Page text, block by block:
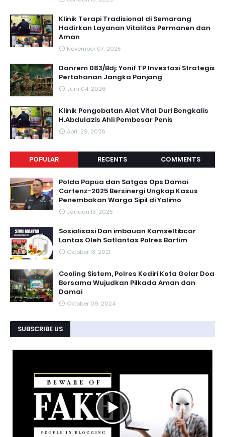
Klinik Terapi Tradisional di Semarang
Hadirkan Layanan Vitalitas Permanen dan
Aman
November 07, 2025
Danrem 083/Bdj: Yonif TP Investasi Strategis
Pertahanan Jangka Panjang
Juni 04, 2026
Klinik Pengobatan Alat Vital Duri Bengkalis
H.Abdulazis Ahli Pembesar Penis
April 29, 2026
POPULAR RECENTS COMMENTS
Polda Papua dan Satgas Ops Damai
Cartenz-2025 Bersinergi Ungkap Kasus
Penembakan Warga Sipil di Yalimo
Januari 13, 2025
Sosialisasi Dan imbauan Kamseltibcar
Lantas Oleh Satlantas Polres Bartim
Oktober 13, 2021
Cooling Sistem, Polres Kediri Kota Gelar Doa
Bersama Wujudkan Pilkada Aman dan
Damai
Oktober 09, 2024
SUBSCRIBE US